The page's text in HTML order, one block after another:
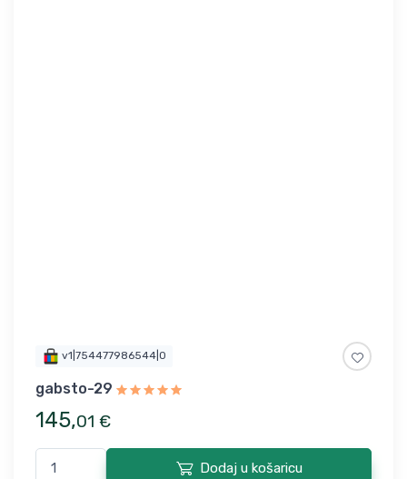
v1|754477986544|0
gabsto-29
145,01 €
Dodaj u košaricu